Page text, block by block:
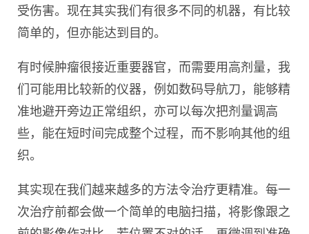
受伤害。现在其实我们有很多不同的机器，有比较
简单的，但亦能达到目的。
有时候肿瘤很接近重要器官，而需要用高剂量，我
们可能用比较新的仪器，例如数码导航刀，能够精
准地避开旁边正常组织，亦可以每次把剂量调高
些，能在短时间完成整个过程，而不影响其他的组
织。
其实现在我们越来越多的方法令治疗更精准。每一
次治疗前都会做一个简单的电脑扫描，将影像跟之